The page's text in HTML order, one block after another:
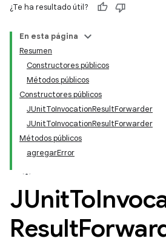
¿Te ha resultado útil?
En esta página
Resumen
Constructores públicos
Métodos públicos
Constructores públicos
JUnitToInvocationResultForwarder
JUnitToInvocationResultForwarder
Métodos públicos
agregarError
JUnitTo
Result